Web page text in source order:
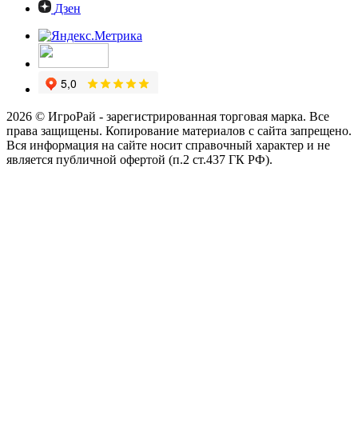
Дзен
2026 © ИгроРай - зарегистрированная торговая марка. Все
права защищены. Копирование материалов с сайта запрещено.
Вся информация на сайте носит справочный характер и не
является публичной офертой (п.2 ст.437 ГК РФ).